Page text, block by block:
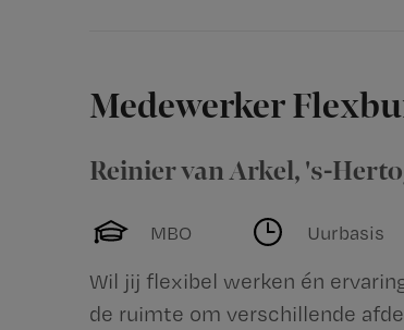
Medewerker
Reinier van Arkel, 's-
MBO Uurbasis
Wil jij flexibel werken én
de ruimte om verschillende